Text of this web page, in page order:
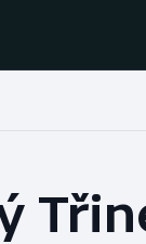
Baseball a softbal